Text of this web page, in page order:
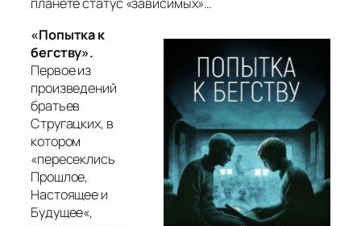
«Попытка к
бегству».
Первое из
произведений
братьев
Стругацких, в
котором
«пересеклись
Прошлое,
Настоящее и
Будущее«,